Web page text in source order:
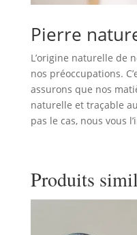
Pierre
L’origine naturelle de
nos préoccupations.
assurons que nos
naturelle et traçable
pas le cas, nous vous
Produits